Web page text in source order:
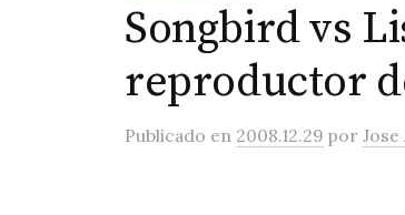
Songbird vs
reproductor
Publicado en 2008.12.29 por